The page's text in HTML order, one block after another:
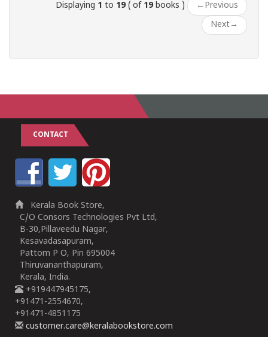
Displaying 1 to 19 ( of 19 books ) ← Previous
Next→
CONTACT
Kerala Book Store,
C/O Consors Technologies Pvt Ltd,
B-30,Pillaveedu Nagar,
Kesavadasapuram,
Pattom P O, Pin 695004
Thiruvananthapuram,
Kerala, India.
+919447945175,
+91471-2554670,
+91471-4851175
customer.care@keralabookstore.com